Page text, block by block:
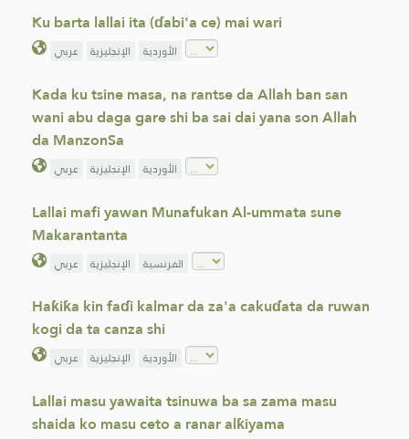
Ku barta lallai ita (ɗabi'a ce) mai wari
عربي الإنجليزية الأوردية
Kada ku tsine masa, na rantse da Allah ban san
wani abu daga gare shi ba sai dai yana son Allah
da ManzonSa
عربي الإنجليزية الأوردية
Lallai mafi yawan Munafukan Al-ummata sune
Makarantanta
عربي الإنجليزية الفرنسية
Haƙiƙa kin faɗi kalmar da za'a cakuɗata da ruwan
kogi da ta canza shi
عربي الإنجليزية الأوردية
Lallai masu yawaita tsinuwa ba sa zama masu
shaida ko masu ceto a ranar alƙiyama